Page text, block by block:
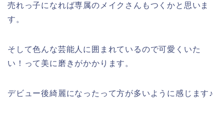
売れっ子になれば専属のメイクさんもつくかと思いま
す。
そして色んな芸能人に囲まれているので可愛くいた
い！って美に磨きがかかります。
デビュー後綺麗になったって方が多いように感じます♪